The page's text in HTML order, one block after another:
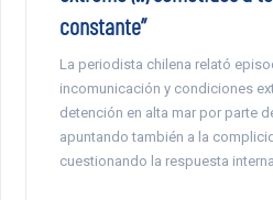
constante”
La periodista chilena relató
incomunicación y condiciones
detención en alta mar por parte
apuntando también a la
cuestionando la respuesta